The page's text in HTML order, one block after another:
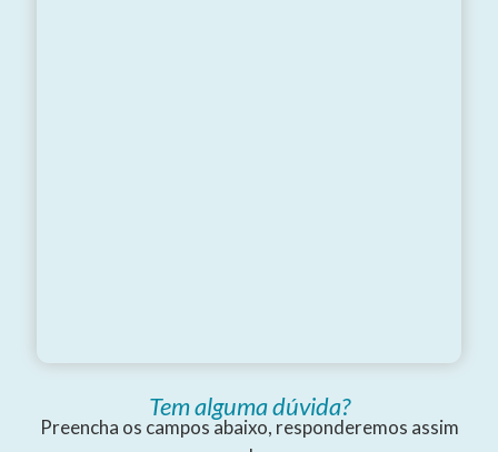
Tem alguma dúvida?
Preencha os campos abaixo, responderemos assim